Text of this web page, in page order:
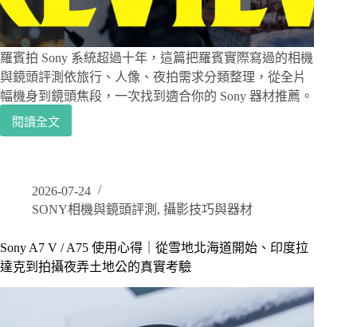
古
城
的
長
期
實
測
羅賓拍 Sony 系統超過十年，這篇把羅賓實際寫過的相機
與鏡頭評測依旅行、人像、夜拍需求分類整理，從全片
幅機身到鏡頭焦段，一次找到適合你的 Sony 器材推薦。
閱讀全文
Sony
薦
總
理
｜
羅
2026-07-24
SONY相機與鏡頭評測 , 攝影技巧與器材
Sony A7 V / A75 使用心得｜從雪地北海道開始、印度拉
達克到拍攝夜弄土地公的真實考驗